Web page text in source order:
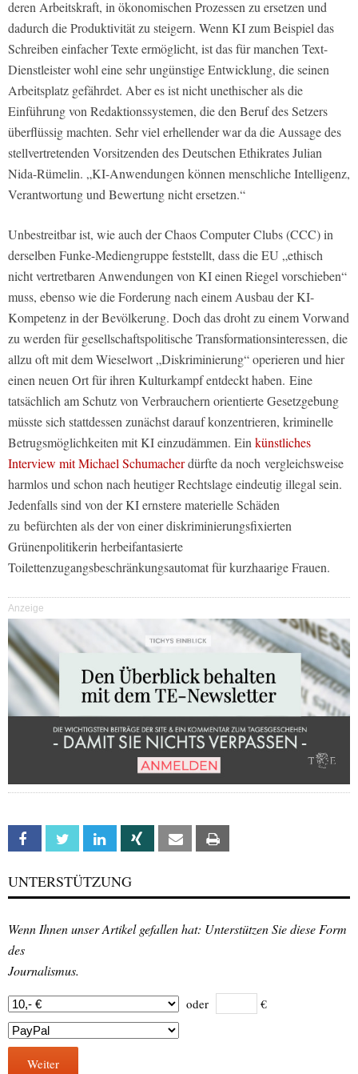
deren Arbeitskraft, in ökonomischen Prozessen zu ersetzen und
dadurch die Produktivität zu steigern. Wenn KI zum Beispiel das
Schreiben einfacher Texte ermöglicht, ist das für manchen Text-
Dienstleister wohl eine sehr ungünstige Entwicklung, die seinen
Arbeitsplatz gefährdet. Aber es ist nicht unethischer als die
Einführung von Redaktionssystemen, die den Beruf des Setzers
überflüssig machten. Sehr viel erhellender war da die Aussage des
stellvertretenden Vorsitzenden des Deutschen Ethikrates Julian
Nida-Rümelin. „KI-Anwendungen können menschliche Intelligenz,
Verantwortung und Bewertung nicht ersetzen.“
Unbestreitbar ist, wie auch der Chaos Computer Clubs (CCC) in
derselben Funke-Mediengruppe feststellt, dass die EU „ethisch
nicht vertretbaren Anwendungen von KI einen Riegel vorschieben“
muss, ebenso wie die Forderung nach einem Ausbau der KI-
Kompetenz in der Bevölkerung. Doch das droht zu einem Vorwand
zu werden für gesellschaftspolitische Transformationsinteressen, die
allzu oft mit dem Wieselwort „Diskriminierung“ operieren und hier
einen neuen Ort für ihren Kulturkampf entdeckt haben. Eine
tatsächlich am Schutz von Verbrauchern orientierte Gesetzgebung
müsste sich stattdessen zunächst darauf konzentrieren, kriminelle
Betrugsmöglichkeiten mit KI einzudämmen. Ein künstliches
Interview mit Michael Schumacherdürfte da noch vergleichsweise
harmlos und schon nach heutiger Rechtslage eindeutig illegal sein.
Jedenfalls sind von der KI ernstere materielle Schäden
zu befürchten als der von einer diskriminierungsfixierten
Grünenpolitikerin herbeifantasierte
Toilettenzugangsbeschränkungsautomat für kurzhaarige Frauen.
Anzeige
Facebook Twitter Linkedin Xing Email
UNTERSTÜTZUNG
Wenn Ihnen unser Artikel gefallen hat: Unterstützen Sie diese Form
des
Journalismus.
oder €
Weiter